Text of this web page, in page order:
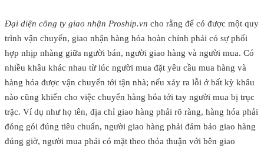
Đại diện công ty giao nhận Proship.vn cho rằng để có được một quy
trình vận chuyển, giao nhận hàng hóa hoàn chỉnh phải có sự phối
hợp nhịp nhàng giữa người bán, người giao hàng và người mua. Có
nhiều khâu khác nhau từ lúc người mua đặt yêu cầu mua hàng và
hàng hóa được vận chuyển tới tận nhà; nếu xảy ra lỗi ở bất kỳ khâu
nào cũng khiến cho việc chuyển hàng hóa tới tay người mua bị trục
trặc. Ví dụ như họ tên, địa chỉ giao hàng phải rõ ràng, hàng hóa phải
đóng gói đúng tiêu chuẩn, người giao hàng phải đảm bảo giao hàng
đúng giờ, người mua phải có mặt theo thỏa thuận với bên giao